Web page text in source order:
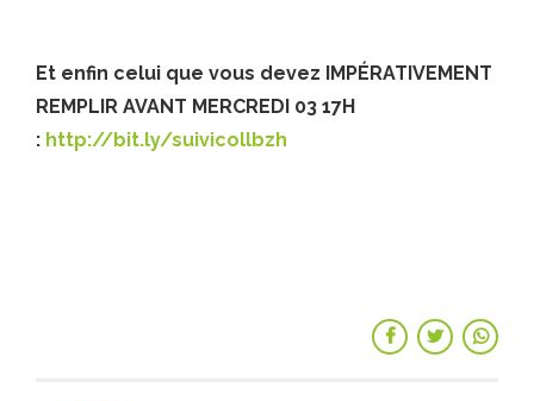
Et enfin celui que vous devez IMPÉRATIVEMENT
REMPLIR AVANT MERCREDI 03 17H
: http://bit.ly/suivicollbzh